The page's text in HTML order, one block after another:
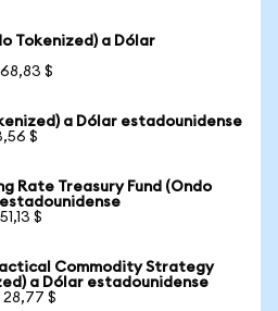
Tokenized) a Dólar
$
a Dólar estadounidense
$
Rate Treasury Fund (Ondo
$
Commodity Strategy
a Dólar estadounidense
28,77 $